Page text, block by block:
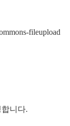
fileupload
니다.